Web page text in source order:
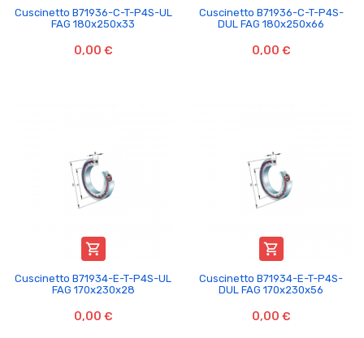
Cuscinetto B71936-C-T-P4S-UL
FAG 180x250x33
0,00 €
Cuscinetto B71936-C-T-P4S-
DUL FAG 180x250x66
0,00 €

Cuscinetto B71934-E-T-P4S-UL
FAG 170x230x28
0,00 €

Cuscinetto B71934-E-T-P4S-
DUL FAG 170x230x56
0,00 €